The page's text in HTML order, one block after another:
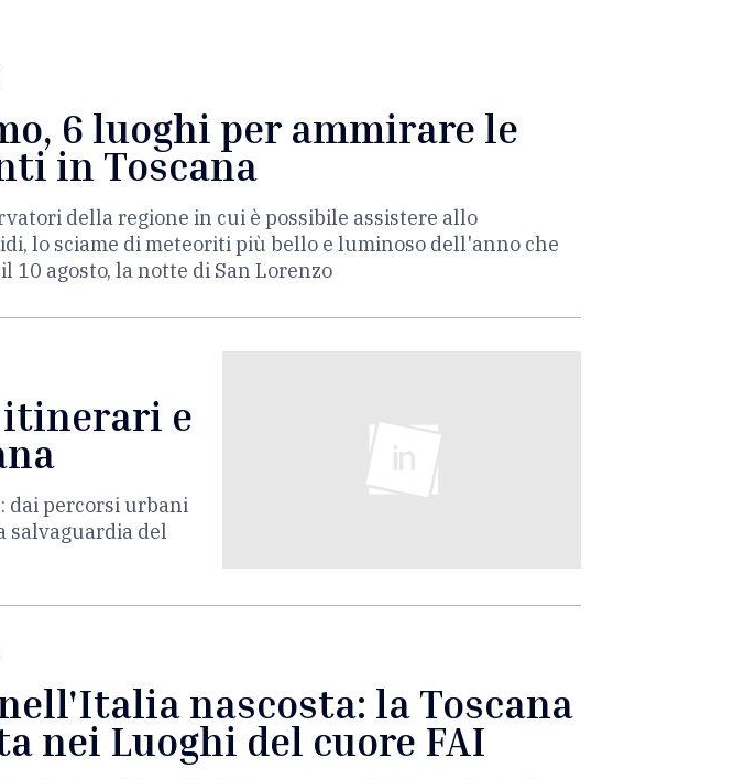
6 luoghi per ammirare le
in Toscana
della regione in cui è possibile assistere allo
lo sciame di meteoriti più bello e luminoso dell'anno che
10 agosto, la notte di San Lorenzo
itinerari e
dai percorsi urbani
salvaguardia del
nascosta: la Toscana
nei Luoghi del cuore FAI